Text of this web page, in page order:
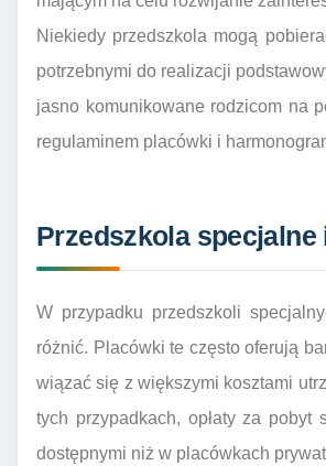
Niekiedy przedszkola mogą
potrzebnymi do realizacji
jasno komunikowane rodzicom na
regulaminem placówki i
Przedszkola
W przypadku przedszkoli
różnić. Placówki te często oferują
wiązać się z większymi kosztami
tych przypadkach, opłaty za
dostępnymi niż w placówkach